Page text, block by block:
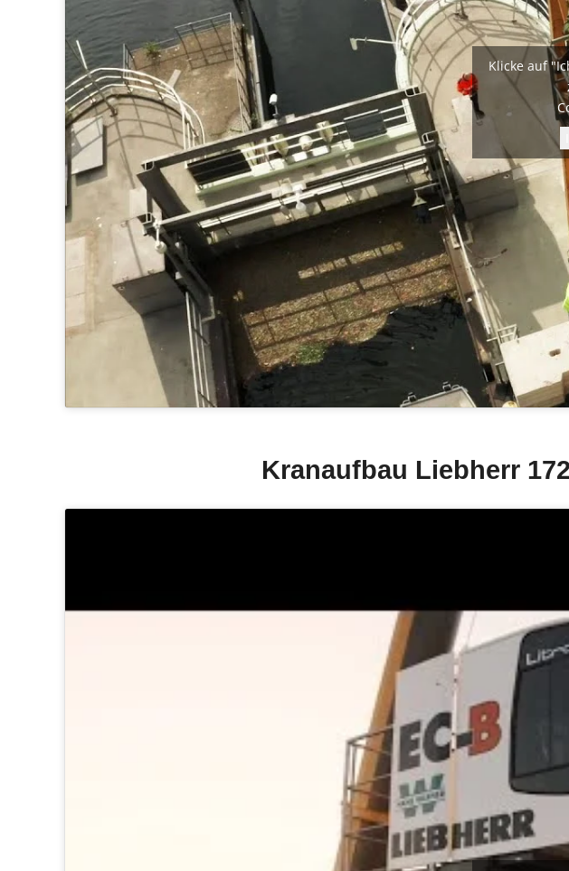
Klicke auf
Kranaufbau Liebherr